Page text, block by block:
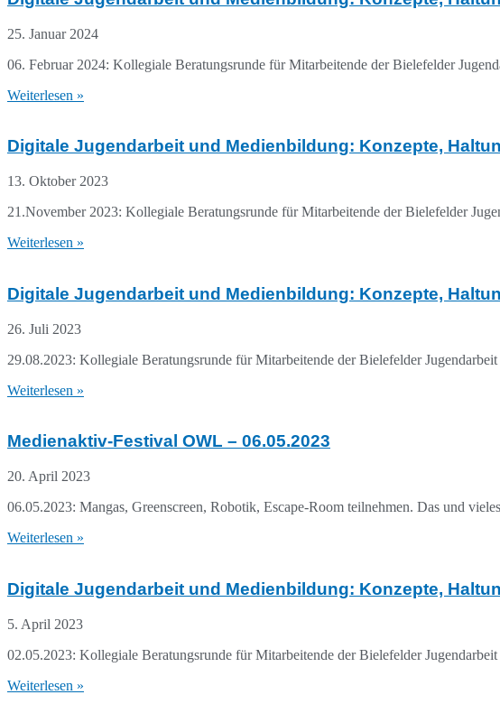
25. Januar 2024
06. Februar 2024: Kollegiale Beratungsrunde für Mitarbeitende der Bielefelder
Weiterlesen »
Digitale Jugendarbeit und Medienbildung: Konzepte,
13. Oktober 2023
21.November 2023: Kollegiale Beratungsrunde für Mitarbeitende der Bielefelder
Weiterlesen »
Digitale Jugendarbeit und Medienbildung: Konzepte,
26. Juli 2023
29.08.2023: Kollegiale Beratungsrunde für Mitarbeitende der Bielefelder Jugendarbeit
Weiterlesen »
Medienaktiv-Festival OWL – 06.05.2023
20. April 2023
06.05.2023: Mangas, Greenscreen, Robotik, Escape-Room teilnehmen. Das und
Weiterlesen »
Digitale Jugendarbeit und Medienbildung: Konzepte,
5. April 2023
02.05.2023: Kollegiale Beratungsrunde für Mitarbeitende der Bielefelder Jugendarbeit
Weiterlesen »